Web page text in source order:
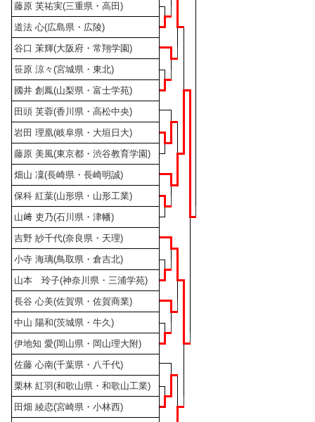
藤原 芙祐実(三重県・高田)
道法 心(広島県・広陵)
谷口 茉輝(大阪府・常翔学園)
笹原 涼々(宮城県・東北)
國井 創鳳(山梨県・富士学苑)
田頭 芙蓉(香川県・高松中央)
岩田 理凰(岐阜県・大垣日大)
藤原 美風(東京都・渋谷教育学園)
畑山 凜(長崎県・長崎明誠)
保科 紅葉(山形県・山形工業)
山﨑 吏乃(石川県・津幡)
吉野 紗千代(奈良県・天理)
小寺 海璃(鳥取県・倉吉北)
山本 玲子(神奈川県・三浦学苑)
長谷 心美(佐賀県・佐賀商業)
中山 陽和(茨城県・牛久)
伊地知 愛(岡山県・岡山理大附)
佐藤 心南(千葉県・八千代)
栗林 紅羽(和歌山県・和歌山工業)
田畑 綾恋(宮崎県・小林西)